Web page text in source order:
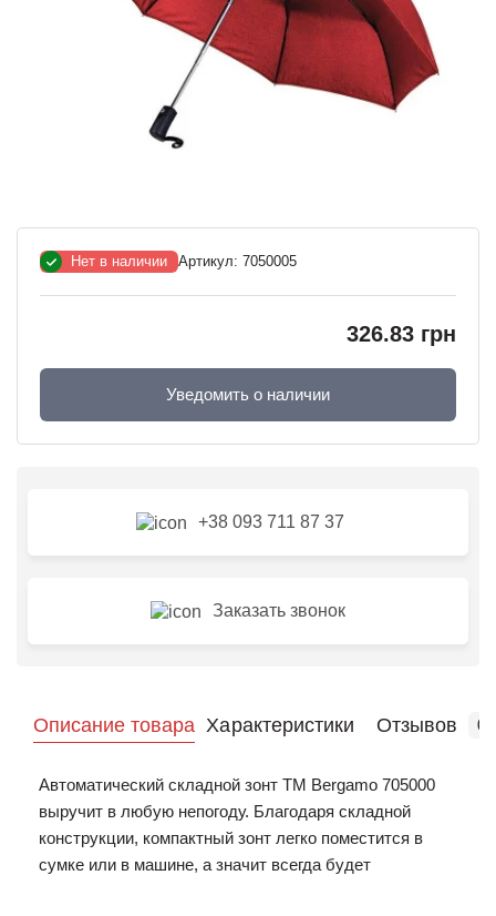
Нет в наличии Артикул: 7050005
326.83 грн
Уведомить о наличии
+38 093 711 87 37
Заказать звонок
Описание товара Характеристики Отзывов 0
Автоматический складной зонт TM Bergamo 705000
выручит в любую непогоду. Благодаря складной
конструкции, компактный зонт легко поместится в
сумке или в машине, а значит всегда будет